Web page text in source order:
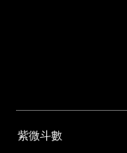
紫微斗數